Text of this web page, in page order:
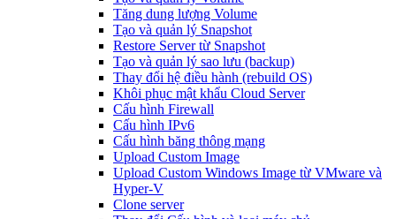
Tăng dung lượng Volume
Tạo và quản lý Snapshot
Restore Server từ Snapshot
Tạo và quản lý sao lưu (backup)
Thay đổi hệ điều hành (rebuild OS)
Khôi phục mật khẩu Cloud Server
Cấu hình Firewall
Cấu hình IPv6
Cấu hình băng thông mạng
Upload Custom Image
Upload Custom Windows Image từ VMware và
Hyper-V
Clone server